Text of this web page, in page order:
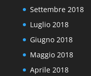
Settembre 2018
Luglio 2018
Giugno 2018
Maggio 2018
Aprile 2018